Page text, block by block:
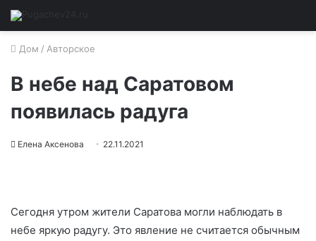
Дом / Авторское
В небе над Саратовом
появилась радуга
Елена Аксенова 22.11.2021
Сегодня утром жители Саратова могли наблюдать в
небе яркую радугу. Это явление не считается обычным